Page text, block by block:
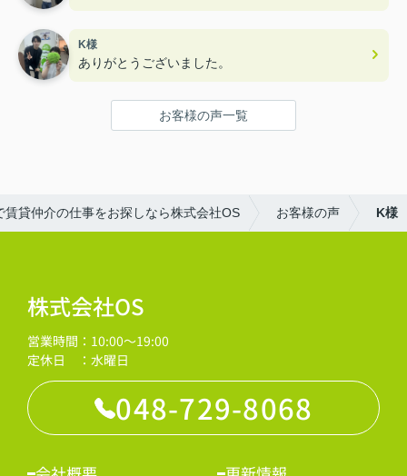
K様
ありがとうございました。
お客様の声一覧
賃貸仲介の仕事をお探しなら株式会社OS お客様の声 K様
株式会社OS
営業時間：10:00～19:00
定休日 ：水曜日
048-729-8068